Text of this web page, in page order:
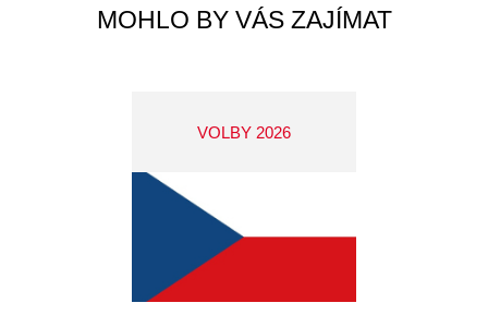
MOHLO BY VÁS ZAJÍMAT
VOLBY 2026